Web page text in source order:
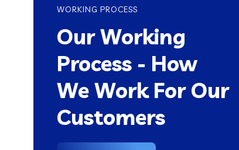
WORKING PROCESS
Our Working
Process - How
We Work For Our
Customers